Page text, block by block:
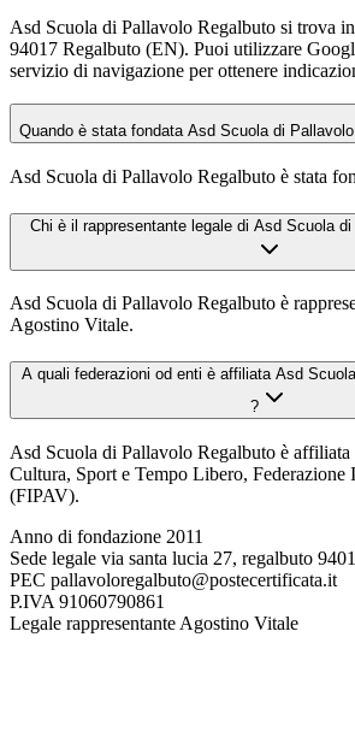
Asd Scuola di Pallavolo Regalbuto si trova
94017 Regalbuto (EN). Puoi utilizzare
servizio di navigazione per ottenere
Quando è stata fondata Asd Scuola di
Asd Scuola di Pallavolo Regalbuto è stata
Chi è il rappresentante legale di Asd Scuola
Asd Scuola di Pallavolo Regalbuto è
Agostino Vitale.
A quali federazioni od enti è affiliata Asd
?
Asd Scuola di Pallavolo Regalbuto è affiliata
Cultura, Sport e Tempo Libero, Federazione
(FIPAV).
Anno di fondazione 2011
Sede legale via santa lucia 27, regalbuto
PEC pallavoloregalbuto@postecertificata.it
P.IVA 91060790861
Legale rappresentante Agostino Vitale